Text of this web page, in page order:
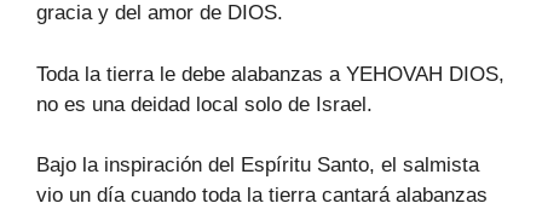
gracia y del amor de DIOS.
Toda la tierra le debe alabanzas a YEHOVAH DIOS,
no es una deidad local solo de Israel.
Bajo la inspiración del Espíritu Santo, el salmista
vio un día cuando toda la tierra cantará alabanzas